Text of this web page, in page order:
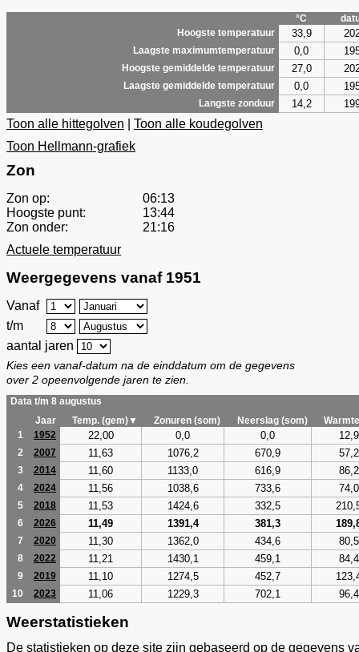
°C
Hoogste temperatuur
33,9
Laagste maximumtemperatuur 0,0
Hoogste gemiddelde temperatuur 27,0
Laagste gemiddelde temperatuur 0,0
Langste zonduur 14,2
Toon alle hittegolven
Toon alle koudegolven
Toon Hellmann-grafiek
Zon
Zon op:
06:13
Hoogste punt:
13:44
Zon onder:
21:16
Actuele temperatuur
Weergegevens vanaf 1951
Vanaf
t/m
aantal jaren
Kies een vanaf-datum na de einddatum om de gegevens
over 2 opeenvolgende jaren te zien.
Data t/m 8 augustus
Jaar
Temp. (gem)▼ Zonuren (som) Neerslag (som)
1
1952 22,00 0,0 0,0 12,9
2 2007 11,63 1076,2 670,9 57,2
3 2014 11,60 1133,0 616,9 86,2
4 2024 11,56 1038,6 733,6 74,0
5 2018 11,53 1424,6 332,5
6 2026 11,49 1391,4 381,3
7 2020 11,30 1362,0 434,6 80,5
8 2022 11,21 1430,1 459,1 84,4
9 2019 11,10 1274,5 452,7
10 2023 11,06 1229,3 702,1 96,4
Weerstatistieken
De statistieken op deze site zijn gebaseerd op de gegevens